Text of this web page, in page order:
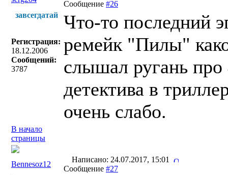
Сообщение #26
завсегдатай
Регистрация:
18.12.2006
Сообщений:
3787
Что-то последний
ремейк "Пилы"
слышал ругань про
детектива в
очень слабо.
В начало
страницы
Bennesoz12
Написано: 24.07.2017, 15:01
Сообщение #27